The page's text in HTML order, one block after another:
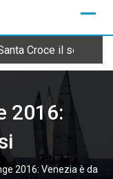
Croce il
2016:
2016: Venezia è da